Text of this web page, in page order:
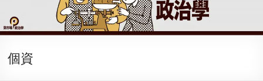
個資